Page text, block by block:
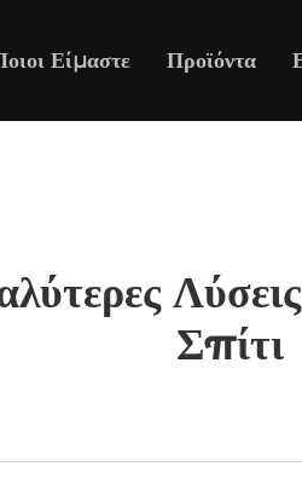
Είμαστε Προϊόντα
Σπίτι